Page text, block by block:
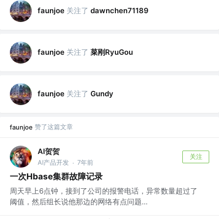
faunjoe 关注了 dawnchen71189
faunjoe 关注了 菜刚RyuGou
faunjoe 关注了 Gundy
faunjoe 赞了这篇文章
AI贺贺
AI产品开发 · 7年前
关注
一次Hbase集群故障记录
周天早上6点钟，接到了公司的报警电话，异常数量超过了
阈值，然后组长说他那边的网络有点问题...